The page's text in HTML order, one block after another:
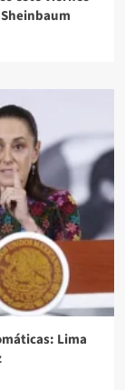
Lima